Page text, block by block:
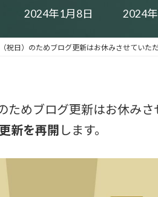
2024年1月8日
最
終
新
日
2024
祝日）のためブログ更新はお休みさせていた
ためブログ更新はお休みさ
新を再開 します。